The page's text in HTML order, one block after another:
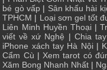
bé gò vấp | Sân khấu hài
TPHCM | Loại sơn gel tốt
Liên Minh Huyền Thoại|
viết về xứ Nghệ | Chia
iPhone xách tay Hà Nội|
Cẩm Cù | Xem tarot có
Xăm Bong Nhanh Nhất |